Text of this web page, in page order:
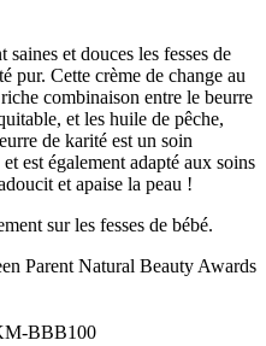
et douces les fesses de
pur. Cette crème de change au
combinaison entre le beurre
et les huile de pêche,
de karité est un soin
est également adapté aux soins
et apaise la peau !
sur les fesses de bébé.
Parent Natural Beauty Awards
BBB100